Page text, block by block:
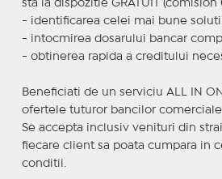
sta la dispozitie GRATUIT (comision
- identificarea celei mai bune
- intocmirea dosarului bancar
- obtinerea rapida a creditului
Beneficiati de un serviciu ALL IN
ofertele tuturor bancilor comerciale
Se accepta inclusiv venituri din
fiecare client sa poata cumpara in
conditii.